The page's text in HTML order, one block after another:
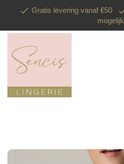
Gratis levering vanaf €50
mogelijk